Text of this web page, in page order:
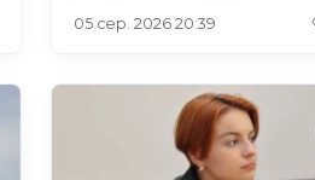
05 сер. 2026 20:39